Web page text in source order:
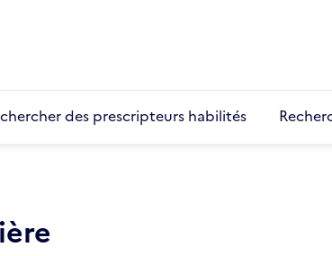
des prescripteurs habilités